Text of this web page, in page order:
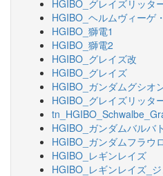
HGIBO_グレイズリッタ
HGIBO_ヘルムヴィーゲ
HGIBO_獅電1
HGIBO_獅電2
HGIBO_グレイズ改
HGIBO_グレイズ
HGIBO_ガンダムグシオ
HGIBO_グレイズリッタ
HGIBO_ガンダムバルバ
HGIBO_ガンダムフラウ
HGIBO_レギンレイズ
HGIBO_レギンレイズ_